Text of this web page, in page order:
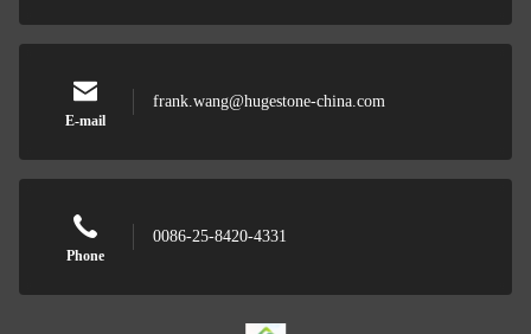
E-mail
frank.wang@hugestone-china.com
Phone
0086-25-8420-4331